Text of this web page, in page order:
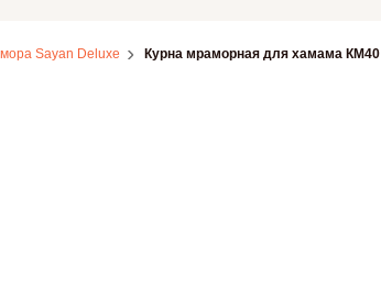
Sayan Deluxe Курна мраморная для хамама КМ40